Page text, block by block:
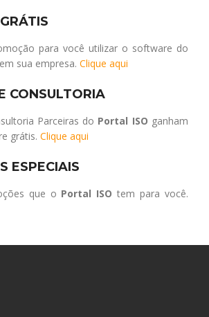
para você utilizar o software do
sua empresa. Clique aqui
CONSULTORIA
Parceiras do Portal ISO ganham
grátis. Clique aqui
ESPECIAIS
que o Portal ISO tem para você.